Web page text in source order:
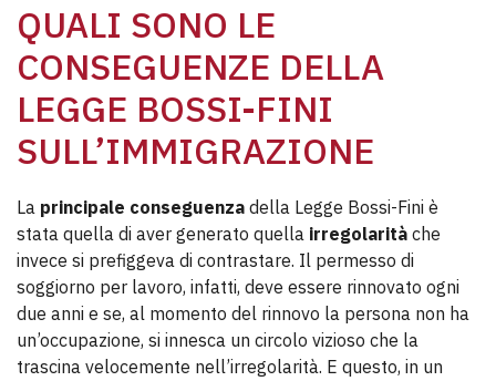
QUALI SONO LE
CONSEGUENZE DELLA
LEGGE BOSSI-FINI
SULL’IMMIGRAZIONE
La principale conseguenza della Legge Bossi-Fini è
stata quella di aver generato quella irregolarità che
invece si prefiggeva di contrastare. Il permesso di
soggiorno per lavoro, infatti, deve essere rinnovato ogni
due anni e se, al momento del rinnovo la persona non ha
un’occupazione, si innesca un circolo vizioso che la
trascina velocemente nell’irregolarità. E questo, in un